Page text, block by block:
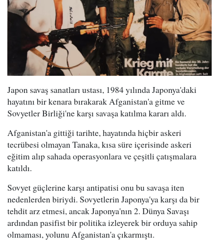
Japon savaş sanatları ustası, 1984 yılında Japonya'daki
hayatını bir kenara bırakarak Afganistan'a gitme ve
Sovyetler Birliği'ne karşı savaşa katılma kararı aldı.
Afganistan'a gittiği tarihte, hayatında hiçbir askeri
tecrübesi olmayan Tanaka, kısa süre içerisinde askeri
eğitim alıp sahada operasyonlara ve çeşitli çatışmalara
katıldı.
Sovyet güçlerine karşı antipatisi onu bu savaşa iten
nedenlerden biriydi. Sovyetlerin Japonya'ya karşı da bir
tehdit arz etmesi, ancak Japonya'nın 2. Dünya Savaşı
ardından pasifist bir politika izleyerek bir orduya sahip
olmaması, yolunu Afganistan'a çıkarmıştı.